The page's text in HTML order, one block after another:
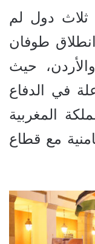
دول لم
طوفان
حيث
في الدفاع
المغربية
تضامنية مع قطاع